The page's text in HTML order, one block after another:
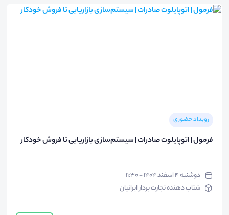
رویداد حضوری
فرمول | اتوپایلوت صادرات | سیستم‌سازی بازاریابی تا فروش خودکار
دوشنبه ۴ اسفند ۱۴۰۴ - ۱۱:۳۰
شتاب دهنده تجارت بردار ایرانیان